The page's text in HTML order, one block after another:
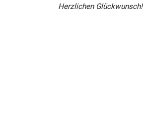
Herzlichen Glückwunsch!